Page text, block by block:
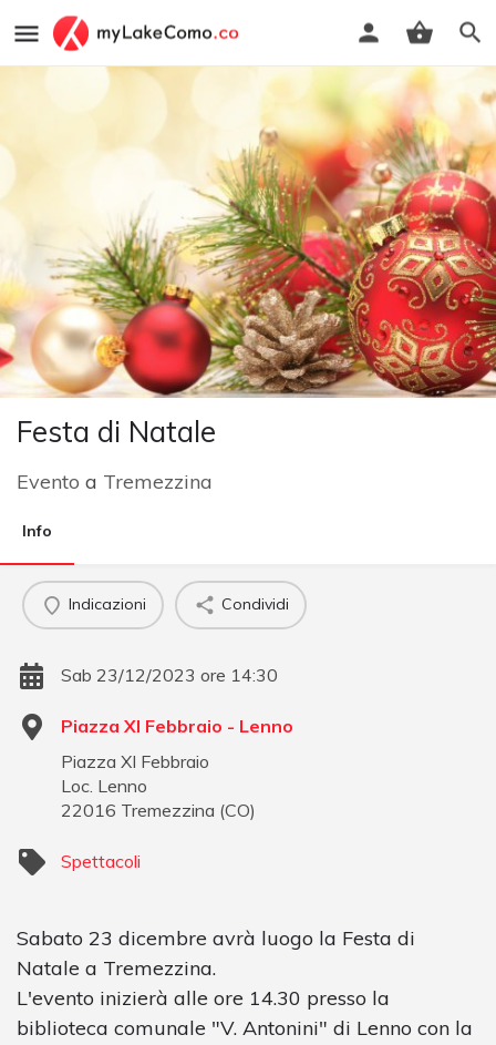
Festa di Natale
Evento a Tremezzina
Info
Indicazioni Condividi
Sab 23/12/2023 ore 14:30
Piazza XI Febbraio - Lenno
Piazza XI Febbraio
Loc. Lenno
22016 Tremezzina (CO)
Spettacoli
Sabato 23 dicembre avrà luogo la Festa di
Natale a Tremezzina.
L'evento inizierà alle ore 14.30 presso la
biblioteca comunale "V. Antonini" di Lenno con la